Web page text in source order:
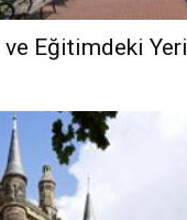
Eğitimdeki Yeri